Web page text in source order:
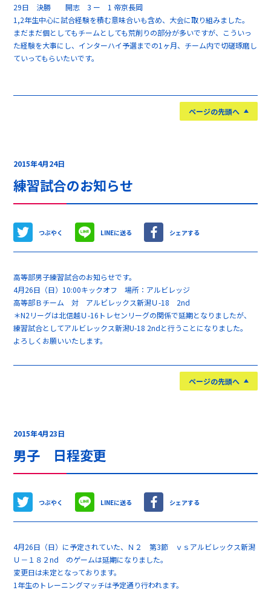
29日 決勝 開志 3 ー 1 帝京長岡
1,2年生中心に試合経験を積む意味合いも含め、大会に取り組みました。
まだまだ個としてもチームとしても荒削りの部分が多いですが、こういっ
た経験を大事にし、インターハイ予選までの1ヶ月、チーム内で切磋琢磨し
ていってもらいたいです。
ページの先頭へ
2015年4月24日
練習試合のお知らせ
つぶやく LINEに送る シェアする
高等部男子練習試合のお知らせです。
4月26日（日）10:00キックオフ 場所：アルビレッジ
高等部Ｂチーム 対 アルビレックス新潟Ｕ-18 2nd
＊N2リーグは北信越Ｕ-16トレセンリーグの関係で延期となりましたが、
練習試合としてアルビレックス新潟U-18 2ndと行うことになりました。
よろしくお願いいたします。
ページの先頭へ
2015年4月23日
男子 日程変更
つぶやく LINEに送る シェアする
4月26日（日）に予定されていた、Ｎ２ 第3節 ｖｓアルビレックス新潟
Ｕ－１８２nd のゲームは延期になりました。
変更日は未定となっております。
1年生のトレーニングマッチは予定通り行われます。